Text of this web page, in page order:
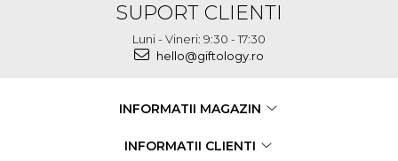
SUPORT CLIENTI
Luni - Vineri: 9:30 - 17:30
hello@giftology.ro
INFORMATII MAGAZIN
INFORMATII CLIENTI